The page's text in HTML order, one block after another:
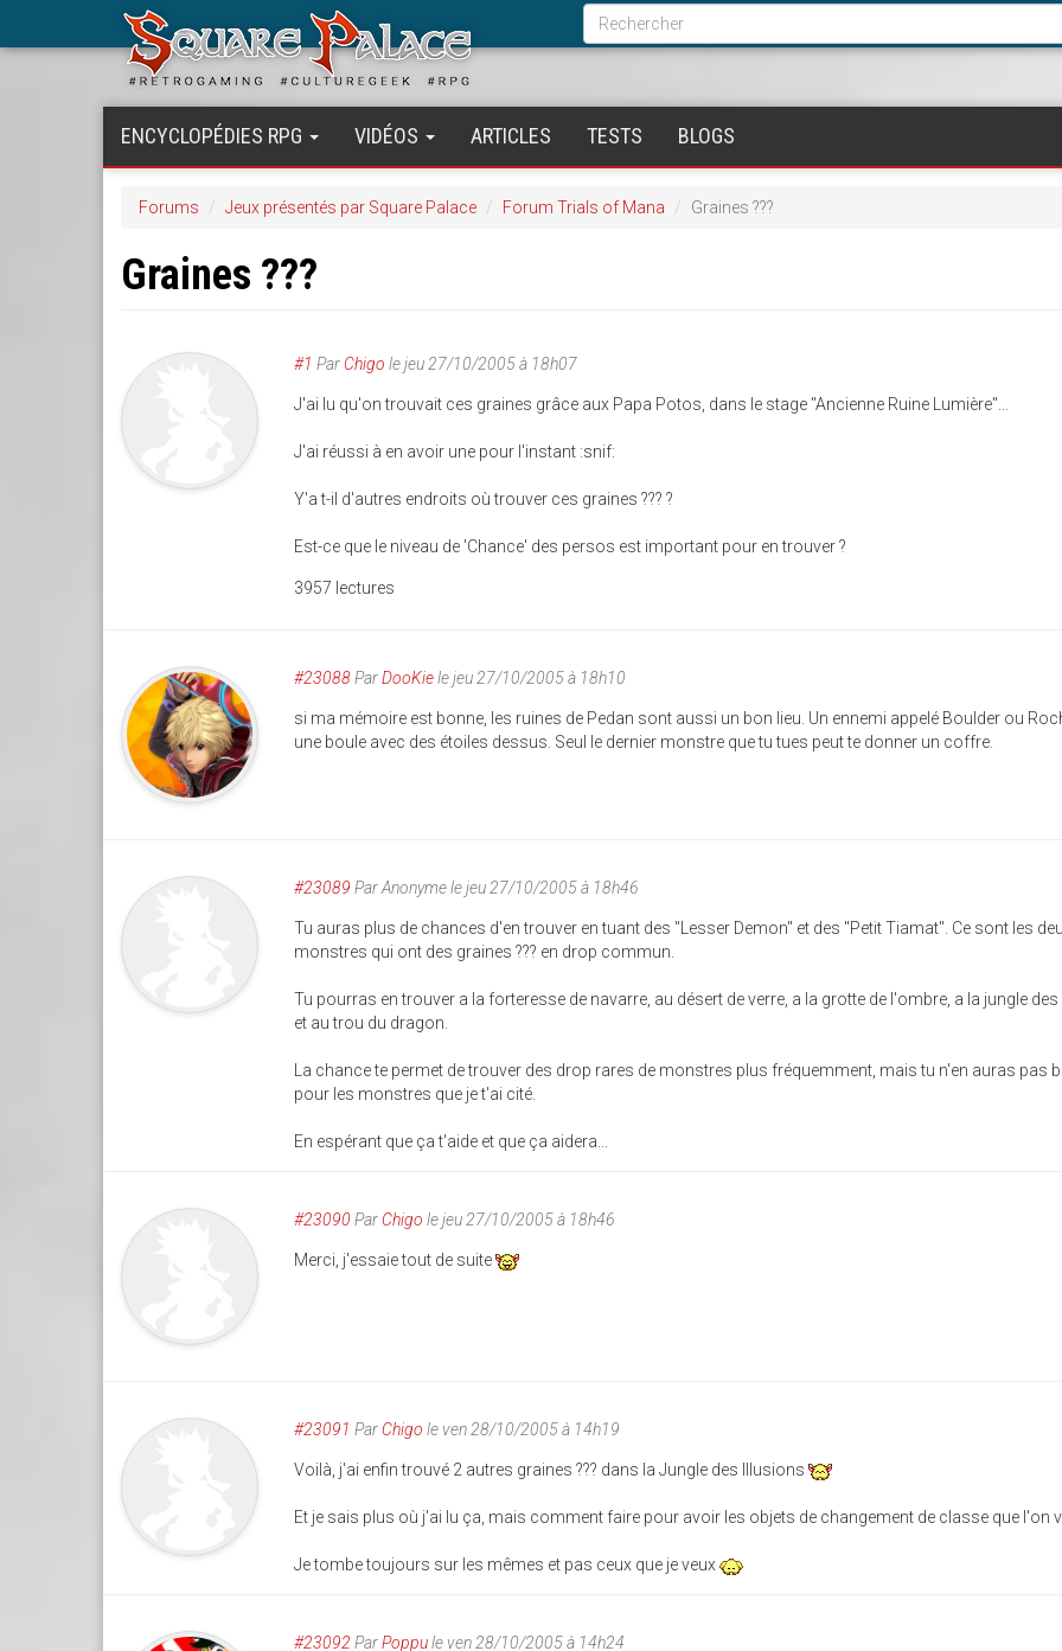
Formulaire
de
recherche
Rechercher
ENCYCLOPÉDIES RPG VIDÉOS ARTICLES TESTS BLOGS
Forums Jeux présentés par Square Palace Forum Trials of Mana Graines ???
Graines ???
#1 Par Chigo lejeu 27/10/2005 à 18h07
J'ai lu qu'on trouvait ces graines grâce aux Papa Potos, dans le stage "Ancienne Ruine Lumière"...
J'ai réussi à en avoir une pour l'instant :snif:
Y'a t-il d'autres endroits où trouver ces graines ??? ?
Est-ce que le niveau de 'Chance' des persos est important pour en trouver ?
3957 lectures
#23088ParDooKiele jeu 27/10/2005 à 18h10
si ma mémoire est bonne, les ruines de Pedan sont aussi un bon lieu. Un ennemi appelé Boulder ou
une boule avec des étoiles dessus. Seul le dernier monstre que tu tues peut te donner un coffre.
#23089 ParAnonymele jeu 27/10/2005 à 18h46
Tu auras plus de chances d'en trouver en tuant des "Lesser Demon" et des "Petit Tiamat". Ce sont les
monstres qui ont des graines ??? en drop commun.
Tu pourras en trouver a la forteresse de navarre, au désert de verre, a la grotte de l'ombre, a la jungle
et au trou du dragon.
La chance te permet de trouver des drop rares de monstres plus fréquemment, mais tu n'en auras pas
pour les monstres que je t'ai cité.
En espérant que ça t'aide et que ça aidera...
#23090 Par Chigo le jeu 27/10/2005 à 18h46
Merci, j'essaie tout de suite
#23091 Par Chigo le ven 28/10/2005 à 14h19
Voilà, j'ai enfin trouvé 2 autres graines ??? dans la Jungle des Illusions
Et je sais plus où j'ai lu ça, mais comment faire pour avoir les objets de changement de classe que l'on
Je tombe toujours sur les mêmes et pas ceux que je veux
#23092 ParPoppule ven 28/10/2005 à 14h24